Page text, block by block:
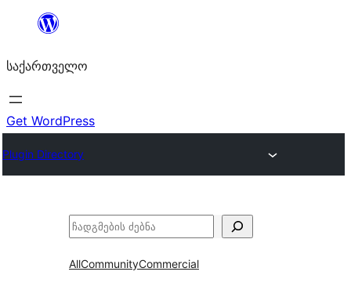
შიგთავსზე
საქართველო
Get WordPress
Plugin Directory
ძებნა
AllCommunityCommercial